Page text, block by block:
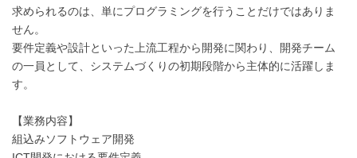
求められるのは、単にプログラミングを行うことだけではありま
せん。
要件定義や設計といった上流工程から開発に関わり、開発チーム
の一員として、システムづくりの初期段階から主体的に活躍しま
す。
【業務内容】
組込みソフトウェア開発